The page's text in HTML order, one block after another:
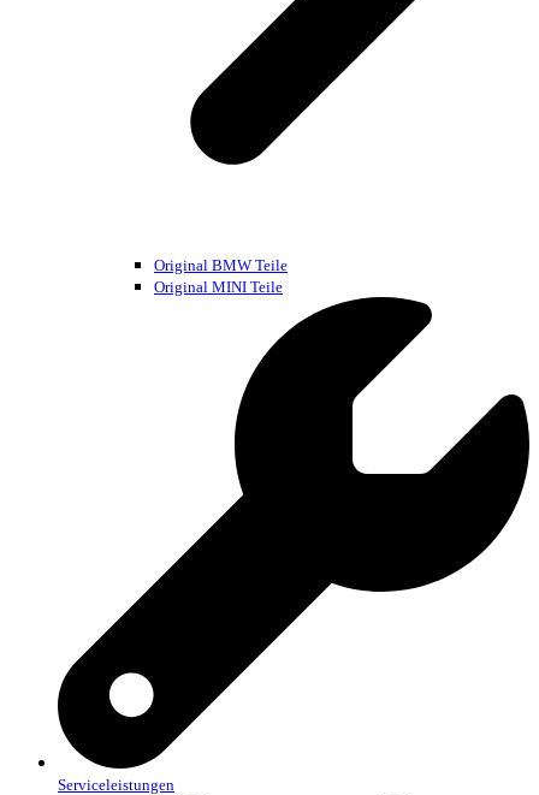
Original BMW Teile
Original MINI Teile
Serviceleistungen